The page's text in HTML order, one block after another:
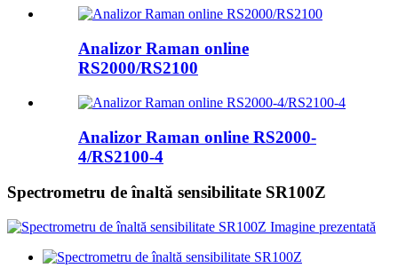
Analizor Raman online
RS2000/RS2100
Analizor Raman online RS2000-
4/RS2100-4
Spectrometru de înaltă sensibilitate SR100Z